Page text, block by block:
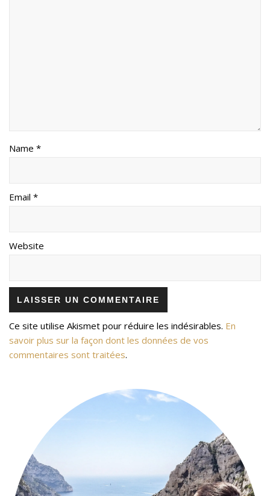
Name *
Email *
Website
Ce site utilise Akismet pour réduire les indésirables. En
savoir plus sur la façon dont les données de vos
commentaires sont traitées.